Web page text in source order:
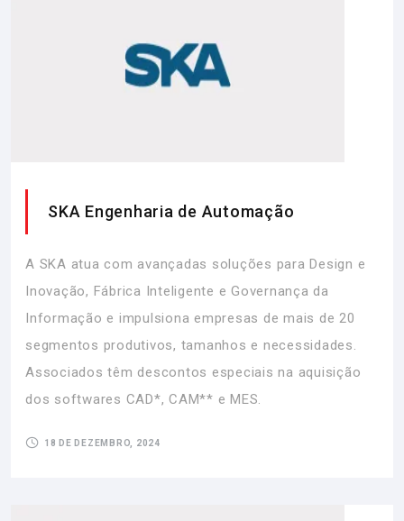
SKA Engenharia de Automação
A SKA atua com avançadas soluções para Design e
Inovação, Fábrica Inteligente e Governança da
Informação e impulsiona empresas de mais de 20
segmentos produtivos, tamanhos e necessidades.
Associados têm descontos especiais na aquisição
dos softwares CAD*, CAM** e MES.
18 DE DEZEMBRO, 2024